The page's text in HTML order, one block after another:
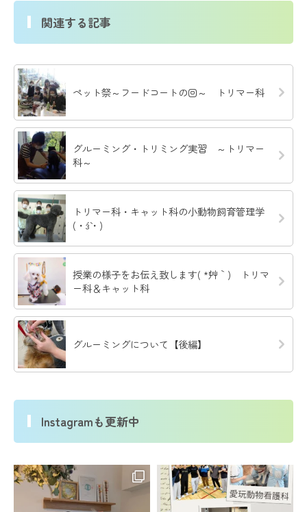
関連する記事
ペット祭～フードコートの回～ トリマー科
グルーミング・トリミング実習 ～トリマー
科～
トリマー科・キャット科の小動物飼育管理学
(・´з`・)
授業の様子をお伝え致します( *´艸｀) トリマ
ー科＆キャット科
グルーミングについて【後編】
Instagramも更新中